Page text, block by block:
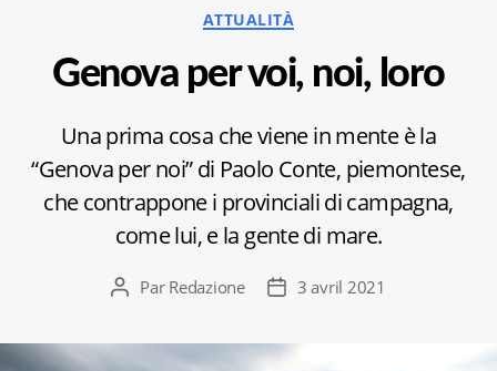
Catégories
ATTUALITÀ
Genova per voi, noi, loro
Una prima cosa che viene in mente è la
“Genova per noi” di Paolo Conte, piemontese,
che contrappone i provinciali di campagna,
come lui, e la gente di mare.
Auteur
Par Redazione
Date3 avril 2021